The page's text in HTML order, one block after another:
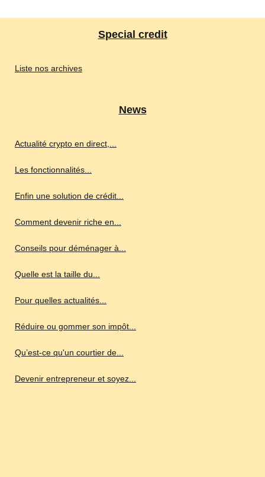
Special credit
Liste nos archives
News
Actualité crypto en direct,...
Les fonctionnalités...
Enfin une solution de crédit...
Comment devenir riche en...
Conseils pour déménager à...
Quelle est la taille du...
Pour quelles actualités...
Réduire ou gommer son impôt...
Qu’est-ce qu'un courtier de...
Devenir entrepreneur et soyez...